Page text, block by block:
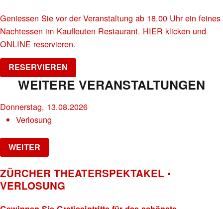
Geniessen Sie vor der Veranstaltung ab 18.00 Uhr ein feines
Nachtessen im Kaufleuten Restaurant. HIER klicken und
ONLINE reservieren.
RESERVIEREN
WEITERE VERANSTALTUNGEN
Donnerstag, 13.08.2026
Verlosung
WEITER
ZÜRCHER THEATERSPEKTAKEL •
VERLOSUNG